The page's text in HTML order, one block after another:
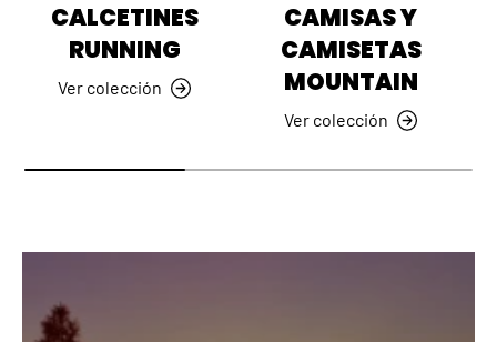
CALCETINES
RUNNING
Ver colección
CAMISAS Y
CAMISETAS
MOUNTAIN
Ver colección